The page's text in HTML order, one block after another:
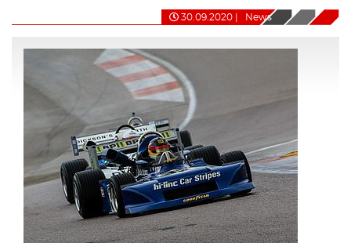
30.09.2020 News